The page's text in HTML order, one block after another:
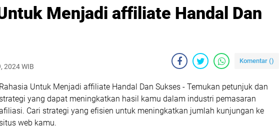
Menjadi affiliate Handal Dan
2024 WIB
Komentar ()
Rahasia Untuk Menjadi affiliate Handal Dan Sukses - Temukan petunjuk dan
strategi yang dapat meningkatkan hasil kamu dalam industri pemasaran
Cari strategi yang efisien untuk meningkatkan jumlah kunjungan ke
situs web kamu.